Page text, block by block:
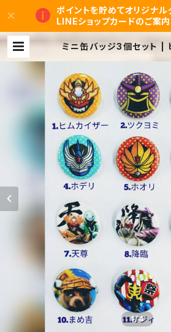
ポイントを貯めてオリジナル
LINEショップカードのご案内
ミニ缶バッジ3個セット |
1/4